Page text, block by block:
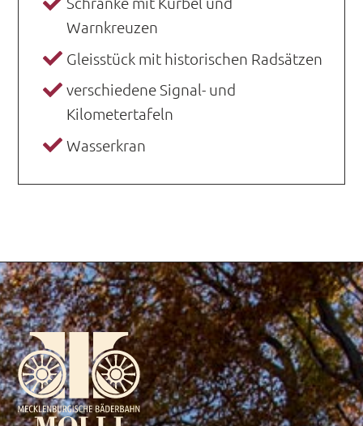
Warnkreuzen
Gleisstück mit historischen Radsätzen
verschiedene Signal- und
Kilometertafeln
Wasserkran